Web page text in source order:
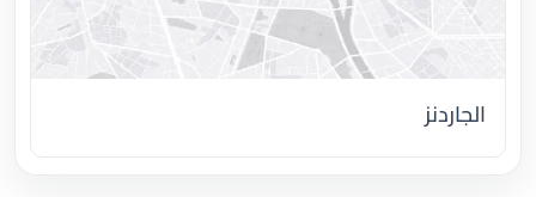
الجاردنز